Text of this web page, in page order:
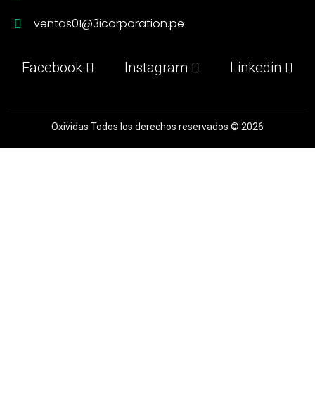
ventas01@3icorporation.pe
Facebook Instagram Linkedin
Oxividas Todos los derechos reservados © 2026